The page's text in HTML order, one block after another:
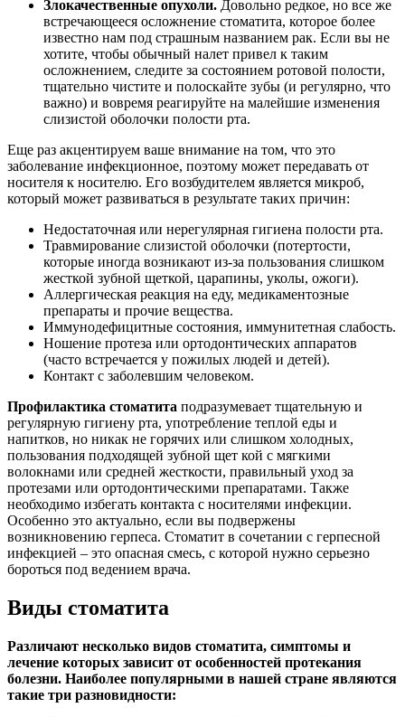
Злокачественные опухоли. Довольно редкое, но все же
встречающееся осложнение стоматита, которое более
известно нам под страшным названием рак. Если вы не
хотите, чтобы обычный налет привел к таким
осложнением, следите за состоянием ротовой полости,
тщательно чистите и полоскайте зубы (и регулярно, что
важно) и вовремя реагируйте на малейшие изменения
слизистой оболочки полости рта.
Еще раз акцентируем ваше внимание на том, что это
заболевание инфекционное, поэтому может передавать от
носителя к носителю. Его возбудителем является микроб,
который может развиваться в результате таких причин:
Недостаточная или нерегулярная гигиена полости рта.
Травмирование слизистой оболочки (потертости,
которые иногда возникают из-за пользования слишком
жесткой зубной щеткой, царапины, уколы, ожоги).
Аллергическая реакция на еду, медикаментозные
препараты и прочие вещества.
Иммунодефицитные состояния, иммунитетная слабость.
Ношение протеза или ортодонтических аппаратов
(часто встречается у пожилых людей и детей).
Контакт с заболевшим человеком.
Профилактика стоматита подразумевает тщательную и
регулярную гигиену рта, употребление теплой еды и
напитков, но никак не горячих или слишком холодных,
пользования подходящей зубной щет кой с мягкими
волокнами или средней жесткости, правильный уход за
протезами или ортодонтическими препаратами. Также
необходимо избегать контакта с носителями инфекции.
Особенно это актуально, если вы подвержены
возникновению герпеса. Стоматит в сочетании с герпесной
инфекцией – это опасная смесь, с которой нужно серьезно
бороться под ведением врача.
Виды стоматита
Различают несколько видов стоматита, симптомы и
лечение которых зависит от особенностей протекания
болезни. Наиболее популярными в нашей стране являются
такие три разновидности: